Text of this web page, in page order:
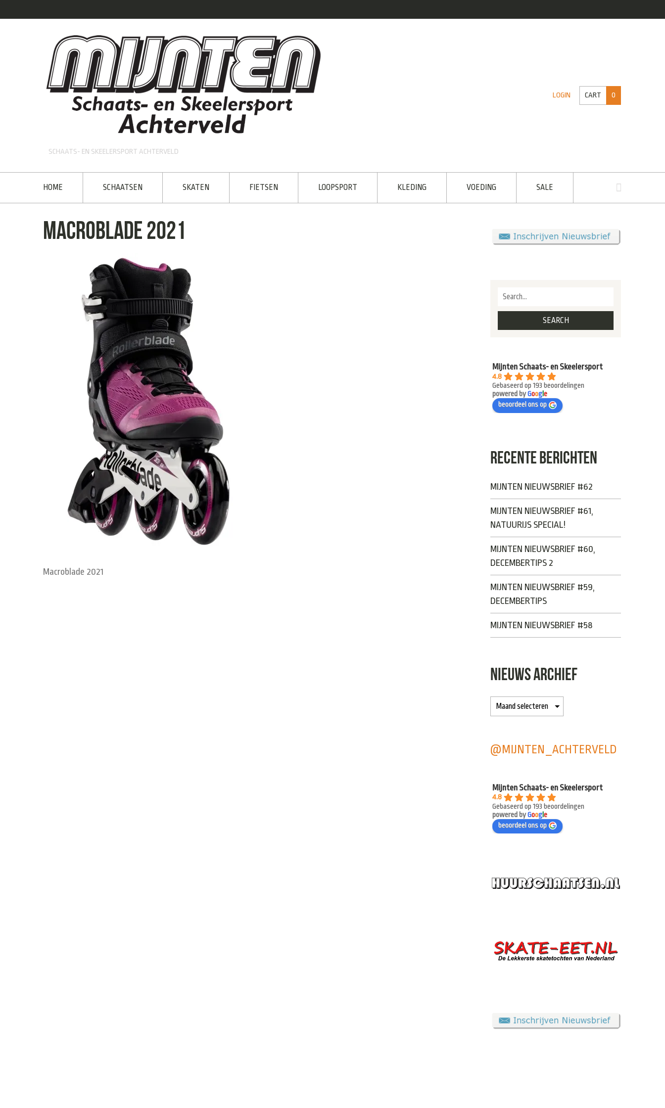
SCHAATS- EN SKEELERSPORT ACHTERVELD
LOGIN CART 0
HOME SCHAATSEN SKATEN FIETSEN LOOPSPORT KLEDING VOEDING SALE
Macroblade 2021
Macroblade 2021
Mijnten Schaats- en Skeelersport
4.8
Gebaseerd op 193 beoordelingen
powered byGoogle
beoordeel ons op
RECENTE BERICHTEN
MIJNTEN NIEUWSBRIEF #62
MIJNTEN NIEUWSBRIEF #61,
NATUURIJS SPECIAL!
MIJNTEN NIEUWSBRIEF #60,
DECEMBERTIPS 2
MIJNTEN NIEUWSBRIEF #59,
DECEMBERTIPS
MIJNTEN NIEUWSBRIEF #58
NIEUWS ARCHIEF
@MIJNTEN_ACHTERVELD
Mijnten Schaats- en Skeelersport
4.8
Gebaseerd op 193 beoordelingen
powered byGoogle
beoordeel ons op